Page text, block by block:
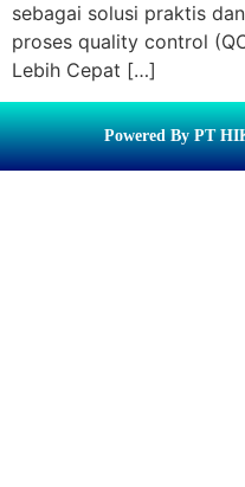
sebagai solusi praktis
proses quality control
Lebih Cepat […]
Powered By PT